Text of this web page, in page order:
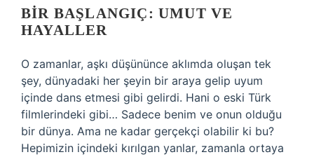
BIR BAŞLANGIÇ: UMUT VE
HAYALLER
O zamanlar, aşkı düşününce aklımda oluşan tek
şey, dünyadaki her şeyin bir araya gelip uyum
içinde dans etmesi gibi gelirdi. Hani o eski Türk
filmlerindeki gibi… Sadece benim ve onun olduğu
bir dünya. Ama ne kadar gerçekçi olabilir ki bu?
Hepimizin içindeki kırılgan yanlar, zamanla ortaya